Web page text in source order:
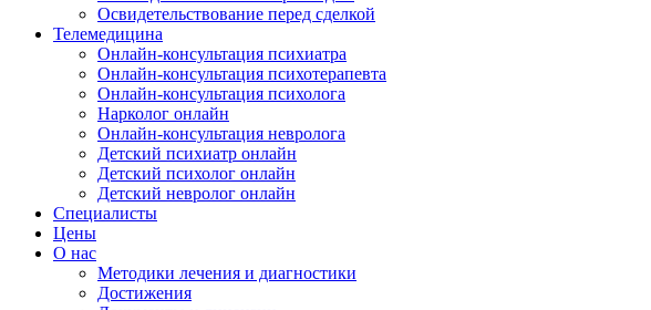
Освидетельствование перед сделкой
Телемедицина
Онлайн-консультация психиатра
Онлайн-консультация психотерапевта
Онлайн-консультация психолога
Нарколог онлайн
Онлайн-консультация невролога
Детский психиатр онлайн
Детский психолог онлайн
Детский невролог онлайн
Специалисты
Цены
О нас
Методики лечения и диагностики
Достижения